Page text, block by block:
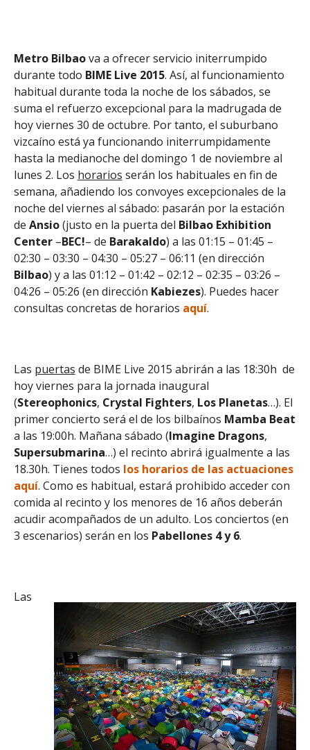
Metro Bilbaova a ofrecer servicio initerrumpido
durante todo BIME Live 2015. Así, al funcionamiento
habitual durante toda la noche de los sábados, se
suma el refuerzo excepcional para la madrugada de
hoy viernes 30 de octubre. Por tanto, el suburbano
vizcaíno está ya funcionando initerrumpidamente
hasta la medianoche del domingo 1 de noviembre al
lunes 2. Los horarios serán los habituales en fin de
semana, añadiendo los convoyes excepcionales de la
noche del viernes al sábado: pasarán por la estación
de Ansio(justo en la puerta del Bilbao Exhibition
Center–BEC!– de Barakaldo) a las 01:15 – 01:45 –
02:30 – 03:30 – 04:30 – 05:27 – 06:11 (en dirección
Bilbao) y a las 01:12 – 01:42 – 02:12 – 02:35 – 03:26 –
04:26 – 05:26 (en dirección Kabiezes). Puedes hacer
consultas concretas de horarios aquí.
Las puertas de BIME Live 2015 abrirán a las 18:30h de
hoy viernes para la jornada inaugural
(Stereophonics, Crystal Fighters, Los Planetas…). El
primer concierto será el de los bilbaínos Mamba Beat
a las 19:00h. Mañana sábado (Imagine Dragons,
Supersubmarina…) el recinto abrirá igualmente a las
18.30h. Tienes todos los horarios de las actuaciones
aquí. Como es habitual, estará prohibido acceder con
comida al recinto y los menores de 16 años deberán
acudir acompañados de un adulto. Los conciertos (en
3 escenarios) serán en los Pabellones 4 y 6.
Las